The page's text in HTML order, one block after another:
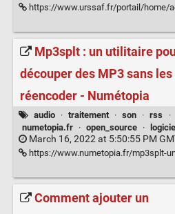
https://www.urssaf.fr/portail/home/actualites/toute-lactualite-
Mp3splt : un utilitaire
découper des MP3 sans les
réencoder - Numétopia
audio · traitement · son · rss ·
numetopia.fr
· open_source ·
March 16, 2022 at 5:50:55 PM
https://www.numetopia.fr/mp3splt-un-utilitaire-pour-decouper-des-mp3-sans-les-reencoder/
Comment ajouter un